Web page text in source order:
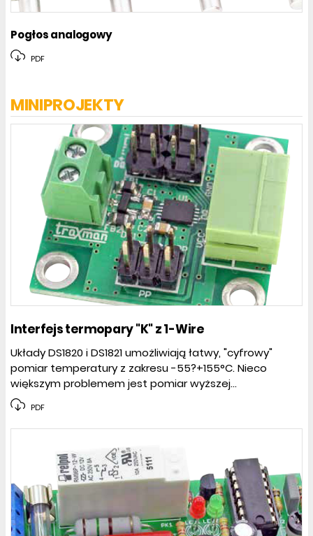
Pogłos analogowy
PDF
MINIPROJEKTY
Interfejs termopary "K" z 1-Wire
Układy DS1820 i DS1821 umożliwiają łatwy, "cyfrowy"
pomiar temperatury z zakresu -55?+155°C. Nieco
większym problemem jest pomiar wyższej...
PDF